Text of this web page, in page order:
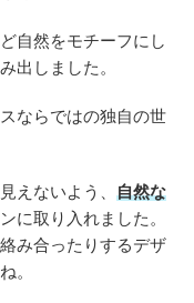
自然をモチーフにし
出しました。
ならではの独自の世
えないよう、 自然な
に取り入れました。
み合ったりするデザ
。